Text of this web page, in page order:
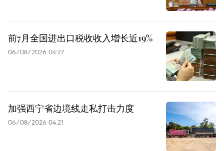
前7月全国进出口税收收入增长近19%
06/08/2026 04:27
加强西宁省边境线走私打击力度
06/08/2026 04:21